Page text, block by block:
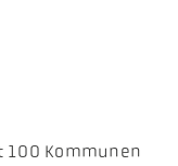
100 Kommunen